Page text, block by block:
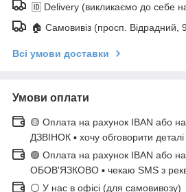
🆔 Delivery (викликаємо до себе
🏠 Самовивіз (просп. Відрадний,
Всі умови доставки
Умови оплати
🟡 Оплата на рахунок IBAN або
ДЗВІНОК ▪ хочу обговорити
🟢 Оплата на рахунок IBAN або
ОБОВ'ЯЗКОВО ▪ чекаю SMS з
⚪ У нас в офісі (для самовивозу)